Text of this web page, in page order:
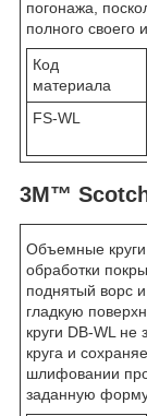
погонажа,
полного своего
Код
материала
FS-WL
3M™
Объемные
обработки
поднятый ворс
гладкую
круги DB-WL не
круга и
шлифовании
заданную форму